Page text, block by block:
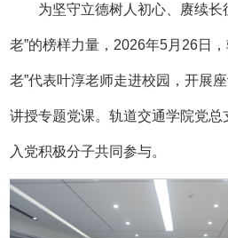
为坚守立德树人初心、赓续长
老”的榜样力量，2026年5月26日
老”代表叶淳老师走进校园，开展
讲授专题党课。轨道交通学院党
入党积极分子共同参与。